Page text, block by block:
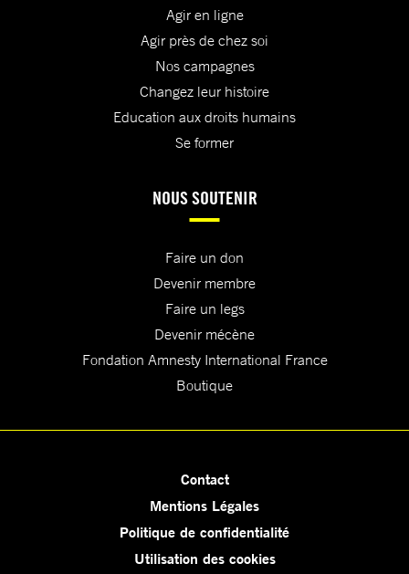
Agir en ligne
Agir près de chez soi
Nos campagnes
Changez leur histoire
Education aux droits humains
Se former
NOUS SOUTENIR
Faire un don
Devenir membre
Faire un legs
Devenir mécène
Fondation Amnesty International France
Boutique
Contact
Mentions Légales
Politique de confidentialité
Utilisation des cookies